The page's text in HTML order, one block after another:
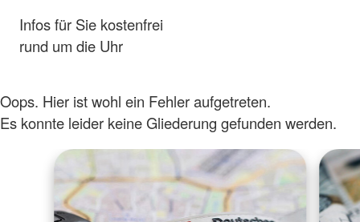
Infos für Sie kostenfrei
rund um die Uhr
Oops. Hier ist wohl ein Fehler aufgetreten.
Es konnte leider keine Gliederung gefunden werden.